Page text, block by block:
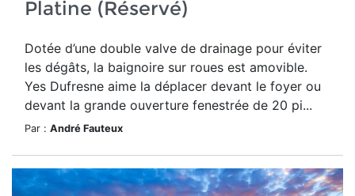
Platine (Réservé)
Dotée d’une double valve de drainage pour éviter
les dégâts, la baignoire sur roues est amovible.
Yes Dufresne aime la déplacer devant le foyer ou
devant la grande ouverture fenestrée de 20 pi...
Par : André Fauteux